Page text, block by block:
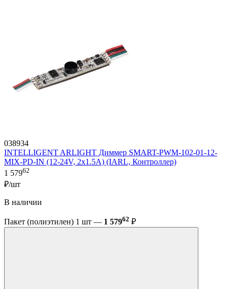
038934
INTELLIGENT ARLIGHT Диммер SMART-PWM-102-01-12-
MIX-PD-IN (12-24V, 2x1.5A) (IARL, Контроллер)
1 57962
₽/шт
В наличии
Пакет (полиэтилен) 1 шт — 1 57962 ₽